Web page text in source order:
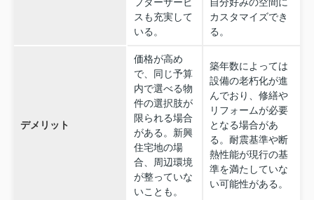
スも充実して
いる。
カスタマイズでき
る。
デメリット
価格が高め
で、同じ予算
内で選べる物
件の選択肢が
限られる場合
がある。新興
住宅地の場
合、周辺環境
が整っていな
いことも。
築年数によっては
設備の老朽化が進
んでおり、修繕や
リフォームが必要
となる場合があ
る。耐震基準や断
熱性能が現行の基
準を満たしていな
い可能性がある。